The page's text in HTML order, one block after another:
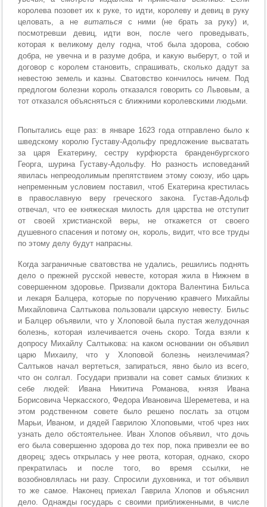
королева позовет их к руке, то идти, королеву и девиц в руку
целовать, а не витатьсяс ними (не брать за руку) и,
посмотревши девиц, идти вон, после чего проведывать,
которая к великому делу годна, чтоб была здорова, собою
добра, не увечна и в разуме добра, и какую выберут, о той и
договор с королем становить, спрашивать, сколько дадут за
невестою земель и казны. Сватовство кончилось ничем. Под
предлогом болезни король отказался говорить со Львовым, а
тот отказался объясняться с ближними королевскими людьми.
Попытались еще раз: в январе 1623 года отправлено было к
шведскому королю Густаву-Адольфу предложение высватать
за царя Екатерину, сестру курфюрста бранденбургского
Георга, шурина Густаву-Адольфу. Но разность исповеданий
явилась непреодолимым препятствием этому союзу, ибо царь
непременным условием поставил, чтоб Екатерина крестилась
в православную веру греческого закона. Густав-Адольф
отвечал, что ее княжеская милость для царства не отступит
от своей христианской веры, не откажется от своего
душевного спасения и потому он, король, видит, что все труды
по этому делу будут напрасны.
Когда заграничные сватовства не удались, решились поднять
дело о прежней русской невесте, которая жила в Нижнем в
совершенном здоровье. Призвали доктора Валентина Бильса
и лекаря Балцера, которые по поручению кравчего Михайлы
Михайловича Салтыкова пользовали царскую невесту. Бильс
и Балцер объявили, что у Хлоповой была пустая желудочная
болезнь, которая излечивается очень скоро. Тогда взяли к
допросу Михайлу Салтыкова: на каком основании он объявил
царю Михаилу, что у Хлоповой болезнь неизлечимая?
Салтыков начал вертеться, запираться, явно было из всего,
что он солгал. Государи призвали на совет самых близких к
себе людей: Ивана Никитича Романова, князя Ивана
Борисовича Черкасского, Федора Ивановича Шереметева, и на
этом родственном совете было решено послать за отцом
Марьи, Иваном, и дядей Гаврилою Хлоповыми, чтоб чрез них
узнать дело обстоятельнее. Иван Хлопов объявил, что дочь
его была совершенно здорова до тех пор, пока привезли ее во
дворец; здесь открылась у нее рвота, которая, однако, скоро
прекратилась и после того, во время ссылки, не
возобновлялась ни разу. Спросили духовника, и тот объявил
то же самое. Наконец приехал Гаврила Хлопов и объяснил
дело. Однажды государь с своими приближенными, в числе